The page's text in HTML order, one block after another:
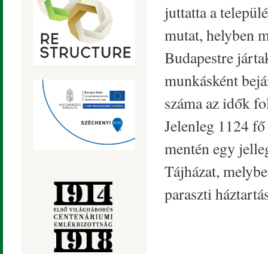
juttatta a
mutat, helyben
Budapestre
munkásként
száma az idők
Jelenleg 1124
mentén egy
Tájházat,
paraszti